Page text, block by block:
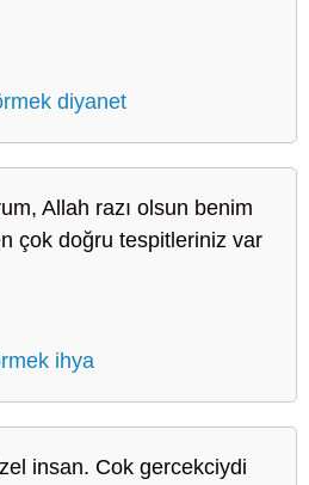
diyanet
Allah razı olsun benim
çok doğru tespitleriniz var
ihya
insan. Cok gercekciydi